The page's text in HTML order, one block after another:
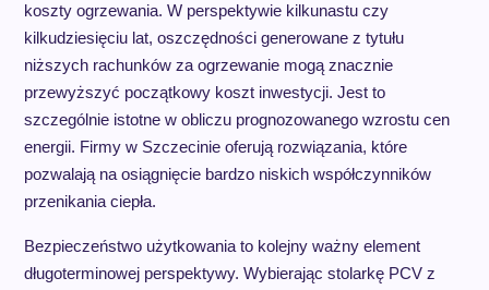
koszty ogrzewania. W perspektywie kilkunastu czy
kilkudziesięciu lat, oszczędności generowane z tytułu
niższych rachunków za ogrzewanie mogą znacznie
przewyższyć początkowy koszt inwestycji. Jest to
szczególnie istotne w obliczu prognozowanego wzrostu cen
energii. Firmy w Szczecinie oferują rozwiązania, które
pozwalają na osiągnięcie bardzo niskich współczynników
przenikania ciepła.
Bezpieczeństwo użytkowania to kolejny ważny element
długoterminowej perspektywy. Wybierając stolarkę PCV z